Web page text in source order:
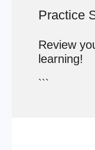
Practice
Review
learning!
```